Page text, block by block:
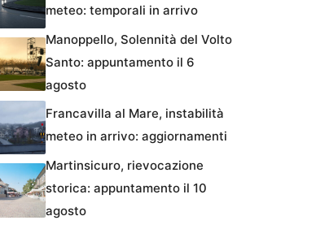
meteo: temporali in arrivo
Manoppello, Solennità del Volto
Santo: appuntamento il 6
agosto
Francavilla al Mare, instabilità
meteo in arrivo: aggiornamenti
Martinsicuro, rievocazione
storica: appuntamento il 10
agosto